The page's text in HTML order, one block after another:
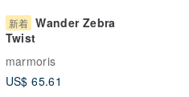
新着 Wander Zebra
Twist
marmoris
US$ 65.61